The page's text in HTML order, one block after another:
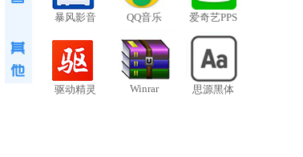
暴风影音 QQ音乐 爱奇艺PPS
驱动精灵 Winrar 思源黑体